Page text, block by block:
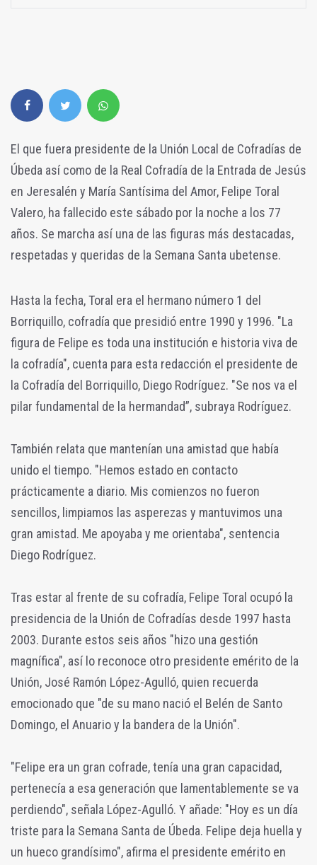
El que fuera presidente de la Unión Local de Cofradías de
Úbeda así como de la Real Cofradía de la Entrada de Jesús
en Jeresalén y María Santísima del Amor, Felipe Toral
Valero, ha fallecido este sábado por la noche a los 77
años. Se marcha así una de las figuras más destacadas,
respetadas y queridas de la Semana Santa ubetense.
Hasta la fecha, Toral era el hermano número 1 del
Borriquillo, cofradía que presidió entre 1990 y 1996. "La
figura de Felipe es toda una institución e historia viva de
la cofradía", cuenta para esta redacción el presidente de
la Cofradía del Borriquillo, Diego Rodríguez. "Se nos va el
pilar fundamental de la hermandad”, subraya Rodríguez.
También relata que mantenían una amistad que había
unido el tiempo. "Hemos estado en contacto
prácticamente a diario. Mis comienzos no fueron
sencillos, limpiamos las asperezas y mantuvimos una
gran amistad. Me apoyaba y me orientaba", sentencia
Diego Rodríguez.
Tras estar al frente de su cofradía, Felipe Toral ocupó la
presidencia de la Unión de Cofradías desde 1997 hasta
2003. Durante estos seis años "hizo una gestión
magnífica", así lo reconoce otro presidente emérito de la
Unión, José Ramón López-Agulló, quien recuerda
emocionado que "de su mano nació el Belén de Santo
Domingo, el Anuario y la bandera de la Unión".
"Felipe era un gran cofrade, tenía una gran capacidad,
pertenecía a esa generación que lamentablemente se va
perdiendo", señala López-Agulló. Y añade: "Hoy es un día
triste para la Semana Santa de Úbeda. Felipe deja huella y
un hueco grandísimo", afirma el presidente emérito en